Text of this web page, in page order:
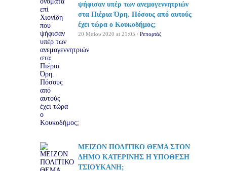
ψήφισαν υπέρ των ανεμογεννητριών
στα Πιέρια Όρη. Πόσους από αυτούς
έχει τώρα ο Κουκοδήμος;
20 Μαΐου 2020 at 21:05 / Ρεπορτάζ
ΜΕΙΖΟΝ ΠΟΛΙΤΙΚΟ ΘΕΜΑ ΣΤΟΝ
ΔΗΜΟ ΚΑΤΕΡΙΝΗΣ Η ΥΠΟΘΕΣΗ
ΤΣΙΟΥΚΑΝΗ;